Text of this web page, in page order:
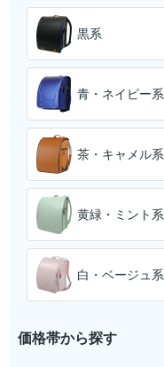
黒系
青・ネイビー系
茶・キャメル系
黄緑・ミント系
白・ベージュ系
価格帯から探す